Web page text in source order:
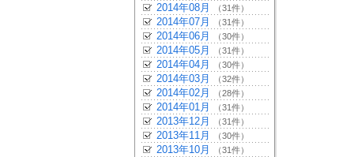
2014年08月 （31件）
2014年07月 （31件）
2014年06月 （30件）
2014年05月 （31件）
2014年04月 （30件）
2014年03月 （32件）
2014年02月 （28件）
2014年01月 （31件）
2013年12月 （31件）
2013年11月 （30件）
2013年10月 （31件）